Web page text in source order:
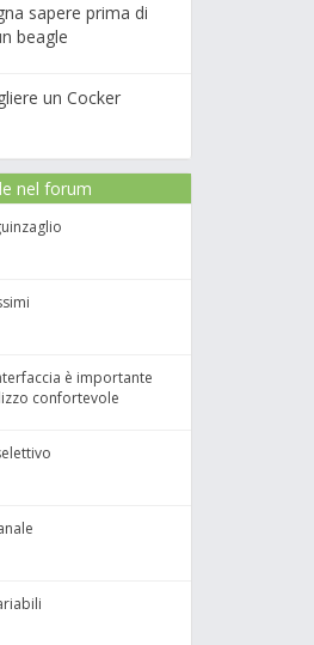
sapere prima di
beagle
un Cocker
nel forum
è importante
confortevole